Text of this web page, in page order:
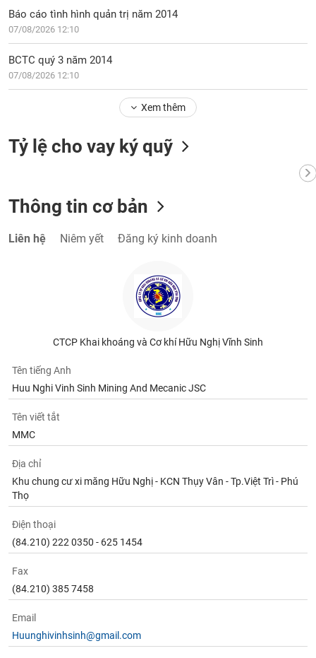
Báo cáo tình hình quản trị năm 2014
07/08/2026 12:10
BCTC quý 3 năm 2014
07/08/2026 12:10
Xem thêm
Tỷ lệ cho vay ký quỹ
Thông tin cơ bản
Liên hệ Niêm yết Đăng ký kinh doanh
CTCP Khai khoáng và Cơ khí Hữu Nghị Vĩnh Sinh
Tên tiếng Anh
Huu Nghi Vinh Sinh Mining And Mecanic JSC
Tên viết tắt
MMC
Địa chỉ
Khu chung cư xi măng Hữu Nghị - KCN Thụy Vân - Tp.Việt Trì - Phú
Thọ
Điện thoại
(84.210) 222 0350 - 625 1454
Fax
(84.210) 385 7458
Email
Huunghivinhsinh@gmail.com